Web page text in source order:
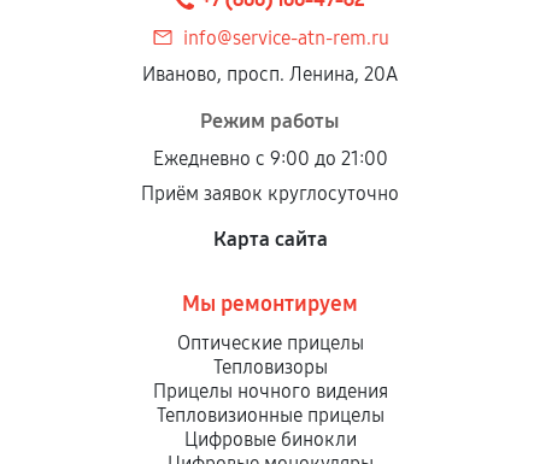
info@service-atn-rem.ru
Иваново, просп. Ленина, 20А
Режим работы
Ежедневно с 9:00 до 21:00
Приём заявок круглосуточно
Карта сайта
Мы ремонтируем
Оптические прицелы
Тепловизоры
Прицелы ночного видения
Тепловизионные прицелы
Цифровые бинокли